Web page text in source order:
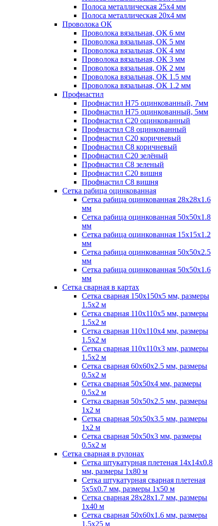
Полоса металлическая 25х4 мм
Полоса металлическая 20х4 мм
Проволока ОК
Проволока вязальная, ОК 6 мм
Проволока вязальная, ОК 5 мм
Проволока вязальная, ОК 4 мм
Проволока вязальная, ОК 3 мм
Проволока вязальная, ОК 2 мм
Проволока вязальная, ОК 1.5 мм
Проволока вязальная, ОК 1.2 мм
Профнастил
Профнастил H75 оцинкованный, 7мм
Профнастил H75 оцинкованный, 5мм
Профнастил С20 оцинкованный
Профнастил С8 оцинкованный
Профнастил С20 коричневый
Профнастил С8 коричневый
Профнастил С20 зелёный
Профнастил С8 зеленый
Профнастил С20 вишня
Профнастил С8 вишня
Сетка рабица оцинкованная
Сетка рабица оцинкованная 28х28х1.6
мм
Сетка рабица оцинкованная 50х50х1.8
мм
Сетка рабица оцинкованная 15х15х1.2
мм
Сетка рабица оцинкованная 50х50х2.5
мм
Сетка рабица оцинкованная 50х50х1.6
мм
Сетка сварная в картах
Сетка сварная 150х150х5 мм, размеры
1.5х2 м
Сетка сварная 110х110х5 мм, размеры
1.5х2 м
Сетка сварная 110х110х4 мм, размеры
1.5х2 м
Сетка сварная 110х110х3 мм, размеры
1.5х2 м
Сетка сварная 60х60х2.5 мм, размеры
0.5х2 м
Сетка сварная 50х50х4 мм, размеры
0.5х2 м
Сетка сварная 50х50х2.5 мм, размеры
1х2 м
Сетка сварная 50х50х3.5 мм, размеры
1х2 м
Сетка сварная 50х50х3 мм, размеры
0.5х2 м
Сетка сварная в рулонах
Сетка штукатурная плетеная 14х14х0.8
мм, размеры 1х80 м
Сетка штукатурная сварная плетеная
5х5х0.7 мм, размеры 1х50 м
Сетка сварная 28х28х1.7 мм, размеры
1х40 м
Сетка сварная 50х60х1.6 мм, размеры
1.5х25 м